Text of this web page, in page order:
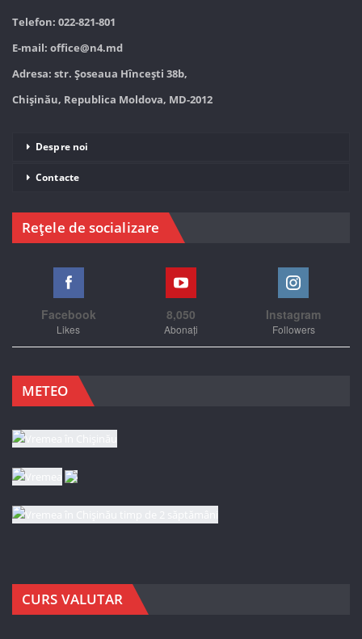
Telefon: 022-821-801
E-mail: office@n4.md
Adresa: str. Șoseaua Hînceşti 38b,
Chișinău, Republica Moldova, MD-2012
Despre noi
Contacte
Rețele de socializare
Facebook
Likes
8,050
Abonați
Instagram
Followers
METEO
CURS VALUTAR